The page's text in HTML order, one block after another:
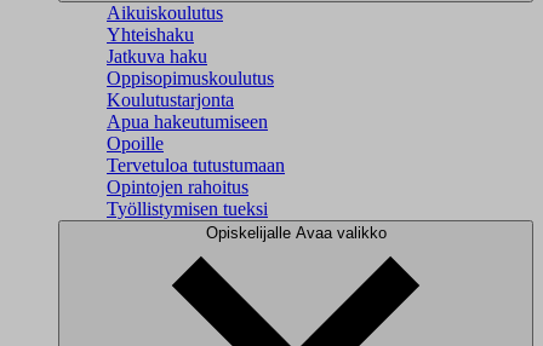
Aikuiskoulutus
Yhteishaku
Jatkuva haku
Oppisopimuskoulutus
Koulutustarjonta
Apua hakeutumiseen
Opoille
Tervetuloa tutustumaan
Opintojen rahoitus
Työllistymisen tueksi
Opiskelijalle Avaa valikko